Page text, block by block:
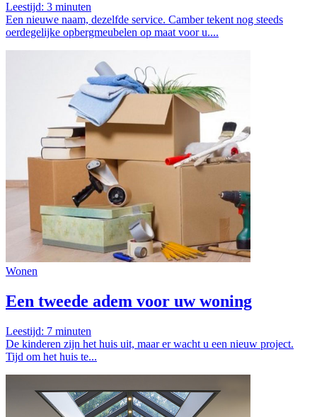
Leestijd: 3 minuten
Een nieuwe naam, dezelfde service. Camber tekent nog steeds
oerdegelijke opbergmeubelen op maat voor u....
Wonen
Een tweede adem voor uw woning
Leestijd: 7 minuten
De kinderen zijn het huis uit, maar er wacht u een nieuw project.
Tijd om het huis te...